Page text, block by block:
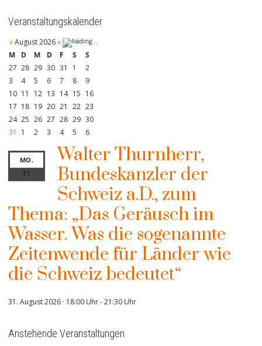
Veranstaltungskalender
« August 2026»
M
D M D F S
S
27 28 29 30 31 1
2
3
4 5 6 7 8
9
10 11 12 13 14 15 16
17 18 19 20 21 22 23
24 25 26 27 28 29 30
31
1 2 3 4 5 6
MO.
31
Walter Thurnherr,
Bundeskanzler der
Schweiz a.D., zum
Thema: „Das Geräusch im
Wasser. Was die sogenannte
Zeitenwende für Länder wie
die Schweiz bedeutet“
31. August 2026 · 18:00 Uhr-21:30 Uhr
Anstehende Veranstaltungen